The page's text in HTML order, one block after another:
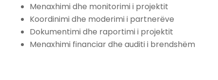
Menaxhimi dhe monitorimi i projektit
Koordinimi dhe moderimi i partnerëve
Dokumentimi dhe raportimi i projektit
Menaxhimi financiar dhe auditi i brendshëm